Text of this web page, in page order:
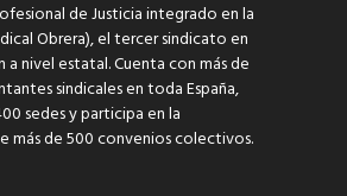
de Justicia integrado en la
Obrera), el tercer sindicato en
nivel estatal. Cuenta con más de
sindicales en toda España,
sedes y participa en la
más de 500 convenios colectivos.